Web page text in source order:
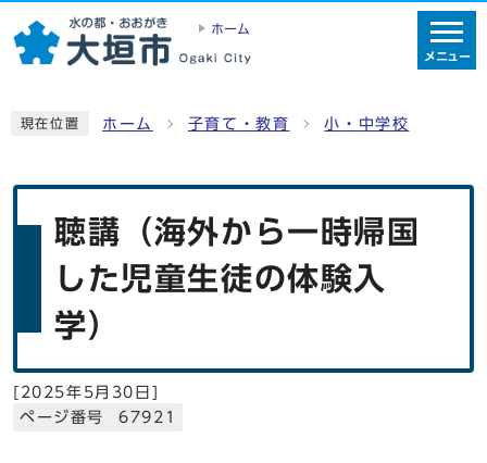
ホーム
メニュー
現在位置 ホーム 子育て・教育 小・中学校
聴講（海外から一時帰国
した児童生徒の体験入
学）
[ 2025年5月30日 ]
ページ番号 67921